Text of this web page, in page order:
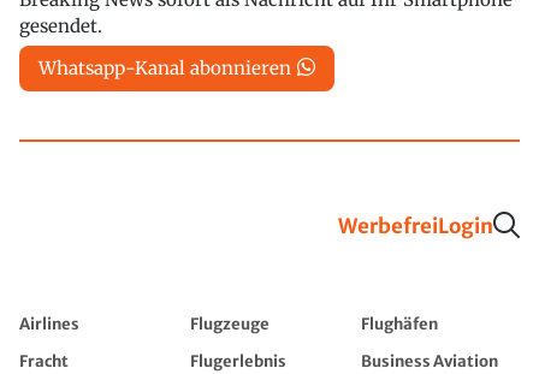
gesendet.
Whatsapp-Kanal abonnieren
WerbefreiLogin
Airlines Flugzeuge
Flughäfen
Fracht
Flugerlebnis
Business Aviation